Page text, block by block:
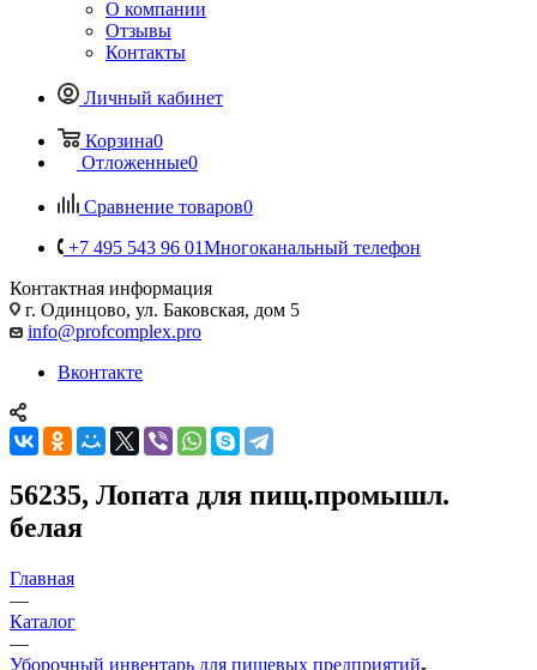
О компании
Отзывы
Контакты
Личный кабинет
Корзина0
Отложенные0
Сравнение товаров0
+7 495 543 96 01Многоканальный телефон
Контактная информация
г. Одинцово, ул. Баковская, дом 5
info@profcomplex.pro
Вконтакте
56235, Лопата для пищ.промышл.
белая
Главная
—
Каталог
—
Уборочный инвентарь для пищевых предприятий